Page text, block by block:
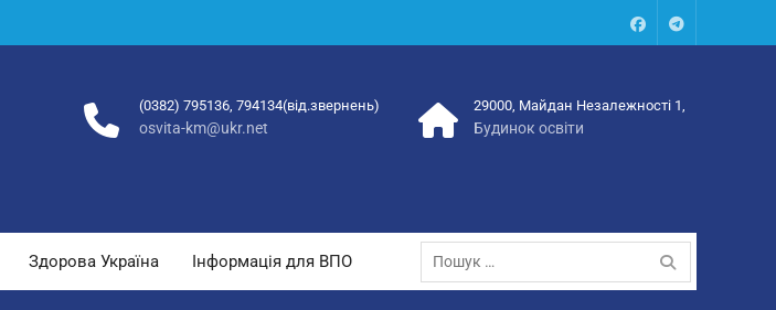
FacebookTalegram
(0382) 795136, 794134(від.звернень)
osvita-km@ukr.net
29000, Майдан Незалежності 1,
Будинок освіти
Здорова Україна Інформація для ВПО
Пошук: